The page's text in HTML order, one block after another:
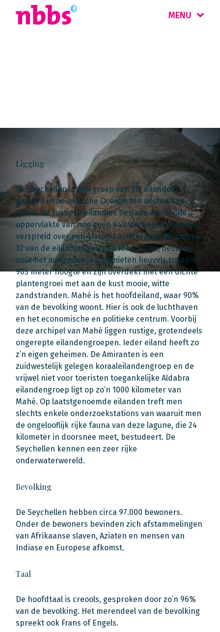
MENU
Ligging
De Seychellen is een groep van 115 eilanden
gelegen in de Indische Oceaan ten oosten van
Kenia. De rustieke eilandjes beslaan een totale
oppervlakte van nog geen 440 vierkante kilometer,
verspreid over een afstand Amsterdam-Barcelona.
32 van de eilandjes gelegen rond Mahé, bestaan
voor het merendeel uit granieten heuvels tot zo’n
905 meter hoogte en zijn overdekt met een dichte
plantengroei met aan de kust mooie, witte
zandstranden. Mahé is het hoofdeiland, waar 90%
van de bevolking woont. Hier is ook de luchthaven
en het economische en politieke centrum. Voorbij
deze archipel van Mahé liggen rustige, grotendeels
ongerepte eilandengroepen. Ieder eiland heeft zo
z’n eigen geheimen. De Amiranten is een
zuidwestelijk gelegen koraaleilandengroep en de
vrijwel niet voor toeristen toegankelijke Aldabra
eilandengroep ligt op zo’n 1000 kilometer van
Mahé. Op laatstgenoemde eilanden treft men
slechts enkele onderzoekstations van waaruit men
de ongelooflijk rijke fauna van deze lagune, die 24
kilometer in doorsnee meet, bestudeert. De
Seychellen kennen een zeer rijke
onderwaterwereld.
Bevolking
De Seychellen hebben circa 97.000 bewoners.
Onder de bewoners bevinden zich afstammelingen
van Afrikaanse slaven, Aziaten en mensen van
Indiase en Europese afkomst.
Taal
De hoofdtaal is creools, gesproken door zo’n 96%
van de bevolking. Het merendeel van de bevolking
spreekt ook Frans of Engels.